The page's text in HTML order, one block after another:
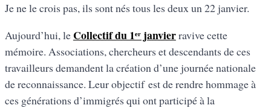
Je ne le crois pas, ils sont nés tous les deux un 22 janvier.
Aujourd’hui, le Collectif du 1ᵉʳ janvierravive cette
mémoire. Associations, chercheurs et descendants de ces
travailleurs demandent la création d’une journée nationale
de reconnaissance. Leur objectif est de rendre hommage à
ces générations d’immigrés qui ont participé à la